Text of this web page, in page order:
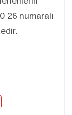
26 numaralı